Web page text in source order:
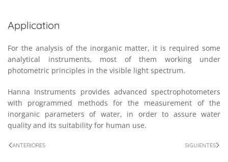
Application
For the analysis of the inorganic matter, it is required some
analytical instruments, most of them working under
photometric principles in the visible light spectrum.
Hanna Instruments provides advanced spectrophotometers
with programmed methods for the measurement of the
inorganic parameters of water, in order to assure water
quality and its suitability for human use.
ANTERIORES SIGUIENTES